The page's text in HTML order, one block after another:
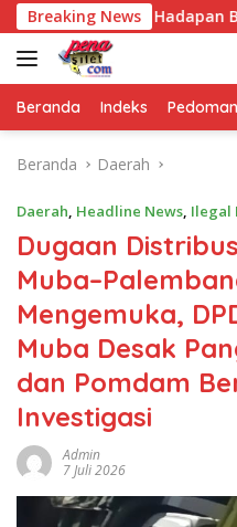
Langsung
ke
konten
Breaking News
di Hadapan Bupati
Beranda Indeks
Beranda Daerah
Daerah, Headline News, Ilegal
Dugaan
Mengemuka,
Muba Desak
dan Pomdam
Investigasi
Admin
7 Juli 2026